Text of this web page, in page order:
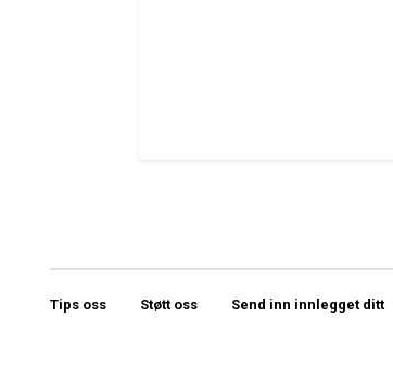
Tips oss Støtt oss Send inn innlegget ditt